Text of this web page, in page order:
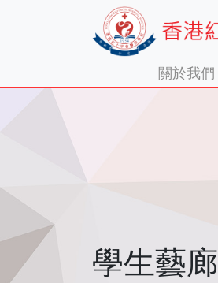
關於我們
學生藝廊